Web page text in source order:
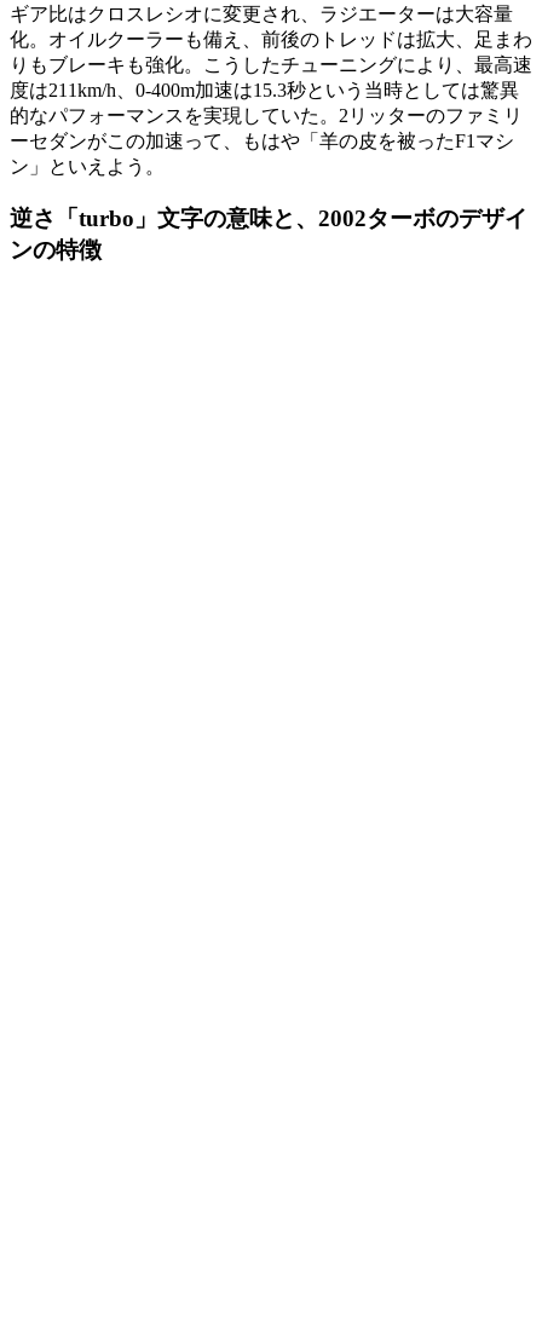
ギア比はクロスレシオに変更され、ラジエーターは大容量
化。オイルクーラーも備え、前後のトレッドは拡大、足まわ
りもブレーキも強化。こうしたチューニングにより、最高速
度は211km/h、0-400m加速は15.3秒という当時としては驚異
的なパフォーマンスを実現していた。2リッターのファミリ
ーセダンがこの加速って、もはや「羊の皮を被ったF1マシ
ン」といえよう。
逆さ「turbo 」文字の意味と、 2002ターボのデザイ
ンの特徴